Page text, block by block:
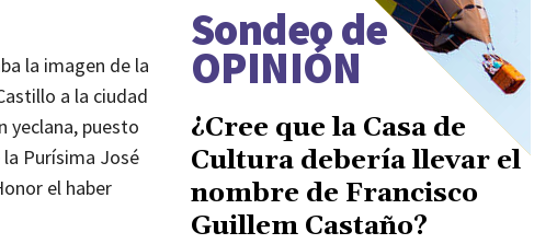
la imagen de la
a la ciudad
yeclana, puesto
Purísima José
el haber
Sondeo de
OPINIÓN
¿Cree que la Casa de
Cultura debería llevar el
nombre de Francisco
Guillem Castaño?